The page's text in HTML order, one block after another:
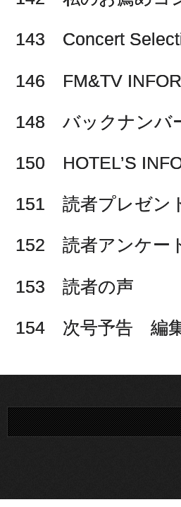
143 Concert
146 FM&TV
148 バックナンバ
150 HOTEL’S
151 読者プレゼン
152 読者アンケー
153 読者の声
154 次号予告 編